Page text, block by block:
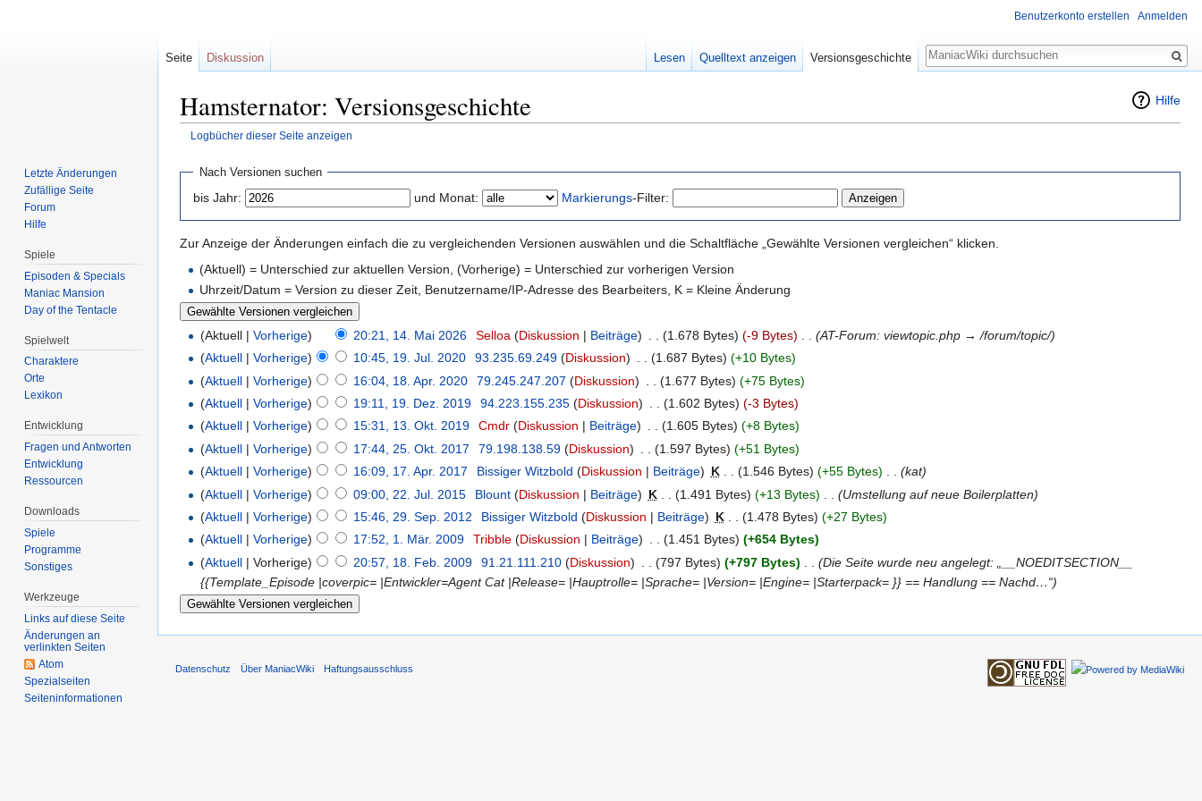
Hilfe
Hamsternator: Versionsgeschichte
Logbücher dieser Seite anzeigen
springen
springen
Nach Versionen suchen
bis Jahr: und Monat: Markierungs-Filter:
Zur Anzeige der Änderungen einfach die zu vergleichenden Versionen auswählen und die Schaltfläche „Gewählte Versionen vergleichen“ klicken.
(Aktuell) = Unterschied zur aktuellen Version, (Vorherige) = Unterschied zur vorherigen Version
Uhrzeit/Datum = Version zu dieser Zeit, Benutzername/IP-Adresse des Bearbeiters, K = Kleine Änderung
(Aktuell |Vorherige) 20:21, 14. Mai 2026 Selloa (Diskussion | Beiträge) (1.678 Bytes) (-9 Bytes)
(AT-Forum: viewtopic.php → /forum/topic/)
(Aktuell |Vorherige) 10:45, 19. Jul. 2020 93.235.69.249 (Diskussion) . . (1.687 Bytes) (+10 Bytes)
(Aktuell |Vorherige) 16:04, 18. Apr. 2020 79.245.247.207 (Diskussion) (1.677 Bytes) (+75 Bytes)
(Aktuell |Vorherige) 19:11, 19. Dez. 2019 94.223.155.235 (Diskussion) (1.602 Bytes) (-3 Bytes)
(Aktuell |Vorherige) 15:31, 13. Okt. 2019 Cmdr (Diskussion | Beiträge) . . (1.605 Bytes) (+8 Bytes)
(Aktuell |Vorherige) 17:44, 25. Okt. 2017 79.198.138.59 (Diskussion) (1.597 Bytes) (+51 Bytes)
(Aktuell |Vorherige) 16:09, 17. Apr. 2017 Bissiger Witzbold (Diskussion | Beiträge) K . . (1.546 Bytes) (+55 Bytes) . . (kat)
(Aktuell |Vorherige) 09:00, 22. Jul. 2015 Blount (Diskussion | Beiträge) K (1.491 Bytes) (+13 Bytes)
(Umstellung auf neue Boilerplatten)
(Aktuell |Vorherige) 15:46, 29. Sep. 2012 Bissiger Witzbold (Diskussion | Beiträge) K (1.478 Bytes) (+27 Bytes)
(Aktuell |Vorherige) 17:52, 1. Mär. 2009 Tribble (Diskussion | Beiträge) . . (1.451 Bytes) (+654 Bytes)
(Aktuell | Vorherige) 20:57, 18. Feb. 2009 91.21.111.210 (Diskussion) (797 Bytes) (+797 Bytes)
(Die Seite wurde neu angelegt: „__NOEDITSECTION__
{{Template_Episode |coverpic= |Entwickler=Agent Cat |Release= |Hauptrolle= |Sprache= |Version= |Engine= |Starterpack= }} == Handlung == Nachd…“)
Benutzerkonto erstellen Anmelden
Seite Diskussion Lesen Quelltext anzeigen Versionsgeschichte
Suche
Letzte Änderungen
Zufällige Seite
Forum
Hilfe
Spiele
Episoden & Specials
Maniac Mansion
Day of the Tentacle
Spielwelt
Charaktere
Orte
Lexikon
Entwicklung
Fragen und Antworten
Entwicklung
Ressourcen
Downloads
Spiele
Programme
Sonstiges
Werkzeuge
Links auf diese Seite
Änderungen an
verlinkten Seiten
Atom
Spezialseiten
Seiten­informationen
Datenschutz Über ManiacWiki Haftungsausschluss